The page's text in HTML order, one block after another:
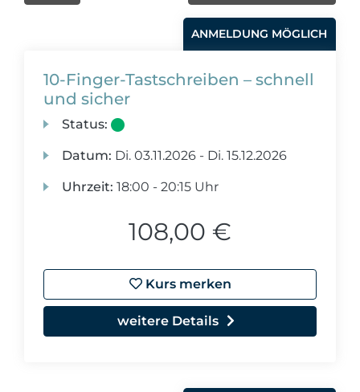
ANMELDUNG MÖGLICH
10-Finger-Tastschreiben – schnell
und sicher
Status:
Datum: Di. 03.11.2026 - Di. 15.12.2026
Uhrzeit: 18:00 - 20:15 Uhr
108,00 €
Kurs merken
weitere Details